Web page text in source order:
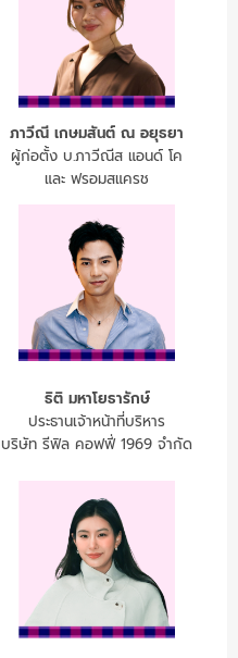
ภาวีณี เกษมสันต์ ณ อยุธยา
ผู้ก่อตั้ง บ.ภาวีณีส แอนด์ โค
และ ฟรอมสแครช
ธิติ มหาโยธารักษ์
ประธานเจ้าหน้าที่บริหาร
บริษัท รีฟิล คอฟฟี่ 1969 จำกัด